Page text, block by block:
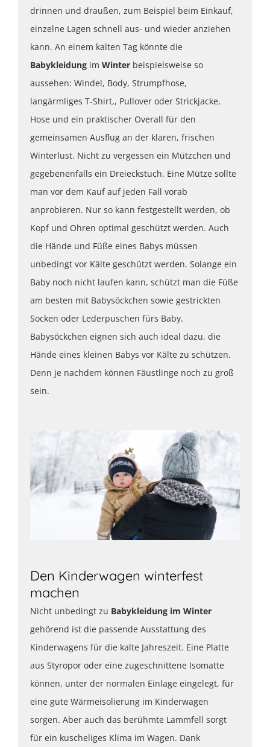
drinnen und draußen, zum Beispiel beim Einkauf,
einzelne Lagen schnell aus- und wieder anziehen
kann. An einem kalten Tag könnte die
Babykleidung im Winter beispielsweise so
aussehen: Windel, Body, Strumpfhose,
langärmliges T-Shirt,, Pullover oder Strickjacke,
Hose und ein praktischer Overall für den
gemeinsamen Ausflug an der klaren, frischen
Winterlust. Nicht zu vergessen ein Mützchen und
gegebenenfalls ein Dreieckstuch. Eine Mütze sollte
man vor dem Kauf auf jeden Fall vorab
anprobieren. Nur so kann festgestellt werden, ob
Kopf und Ohren optimal geschützt werden. Auch
die Hände und Füße eines Babys müssen
unbedingt vor Kälte geschützt werden. Solange ein
Baby noch nicht laufen kann, schützt man die Füße
am besten mit Babysöckchen sowie gestrickten
Socken oder Lederpuschen fürs Baby.
Babysöckchen eignen sich auch ideal dazu, die
Hände eines kleinen Babys vor Kälte zu schützen.
Denn je nachdem können Fäustlinge noch zu groß
sein.
Den Kinderwagen winterfest
machen
Nicht unbedingt zu Babykleidung im Winter
gehörend ist die passende Ausstattung des
Kinderwagens für die kalte Jahreszeit. Eine Platte
aus Styropor oder eine zugeschnittene Isomatte
können, unter der normalen Einlage eingelegt, für
eine gute Wärmeisolierung im Kinderwagen
sorgen. Aber auch das berühmte Lammfell sorgt
für ein kuscheliges Klima im Wagen. Dank